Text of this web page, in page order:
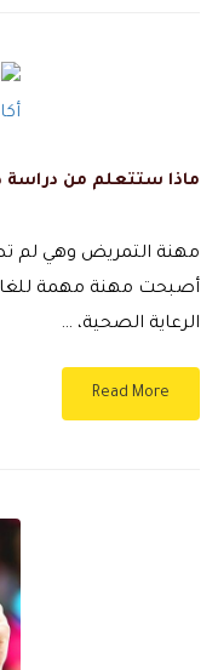
ماذا ستتعلم من دراسة
مهنة التمريض وهي لم
أصبحت مهنة مهمة
الرعاية الصحية، …
Read More